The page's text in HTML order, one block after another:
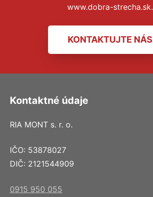
www.dobra-strecha.sk.
KONTAKTUJTE NÁS
Kontaktné údaje
RIA MONT s. r. o.
IČO: 53878027
DIČ: 2121544909
0915 950 055